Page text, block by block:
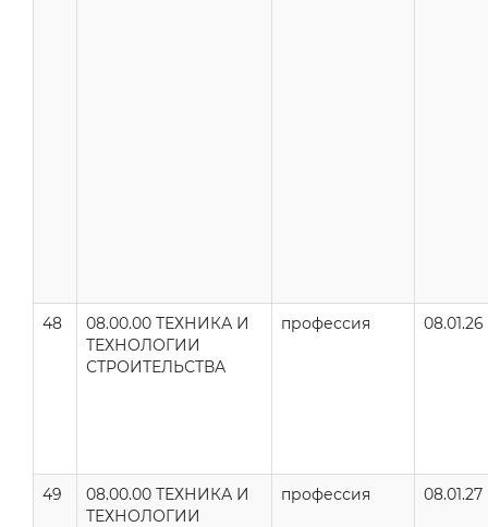
48
08.00.00 ТЕХНИКА И
ТЕХНОЛОГИИ
СТРОИТЕЛЬСТВА
профессия 08.01.26
49
08.00.00 ТЕХНИКА И
ТЕХНОЛОГИИ
профессия 08.01.27